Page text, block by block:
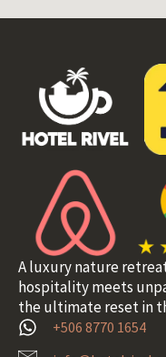
A luxury nature
hospitality meets
the ultimate reset in
+506 8770 1654